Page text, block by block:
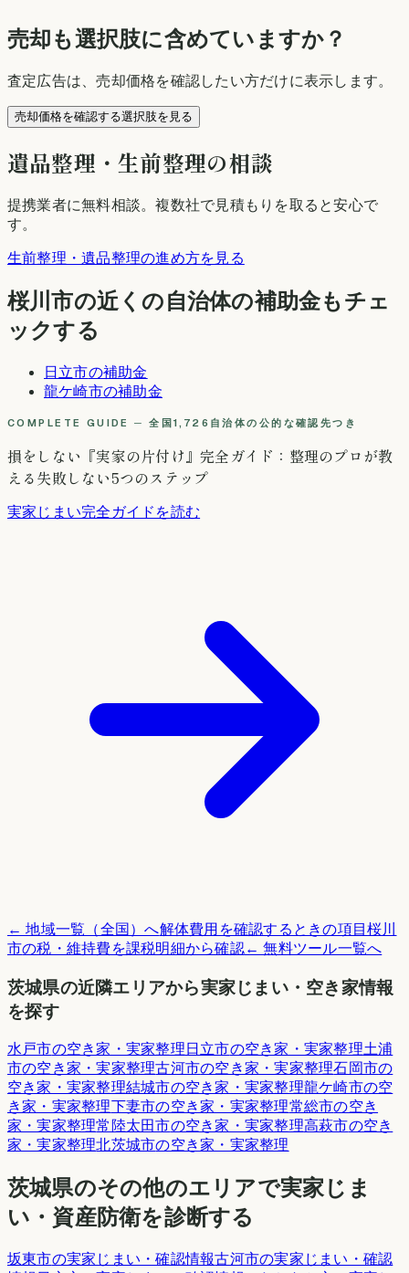
売却も選択肢に含めていますか？
査定広告は、売却価格を確認したい方だけに表示します。
売却価格を確認する選択肢を見る
遺品整理・生前整理の相談
提携業者に無料相談。複数社で見積もりを取ると安心で
す。
生前整理・遺品整理の進め方を見る
桜川市の近くの自治体の補助金もチェ
ックする
日立市の補助金
龍ケ崎市の補助金
COMPLETE GUIDE ─ 全国1,726自治体の公的な確認先つき
損をしない『実家の片付け』完全ガイド：整理のプロが教
える失敗しない5つのステップ
実家じまい完全ガイドを読む
← 地域一覧（全国）へ解体費用を確認するときの項目桜川
市の税・維持費を課税明細から確認← 無料ツール一覧へ
茨城県の近隣エリアから実家じまい・空き家情報
を探す
水戸市の空き家・実家整理 日立市の空き家・実家整理土浦
市の空き家・実家整理古河市の空き家・実家整理石岡市の
空き家・実家整理結城市の空き家・実家整理龍ケ崎市の空
き家・実家整理下妻市の空き家・実家整理常総市の空き
家・実家整理常陸太田市の空き家・実家整理高萩市の空き
家・実家整理北茨城市の空き家・実家整理
茨城県のその他のエリアで実家じま
い・資産防衛を診断する
坂東市の実家じまい・確認情報古河市の実家じまい・確認